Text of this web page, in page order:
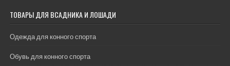
ТОВАРЫ ДЛЯ ВСАДНИКА И ЛОШАДИ
Одежда для конного спорта
Обувь для конного спорта